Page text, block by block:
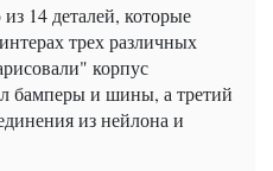
14 деталей, которые
трех различных
корпус
бамперы и шины, а третий
из нейлона и